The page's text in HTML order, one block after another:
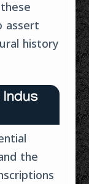
assert
history
the